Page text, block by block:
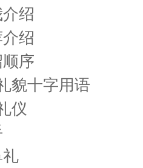
绍
绍
序
貌十字用语
仪